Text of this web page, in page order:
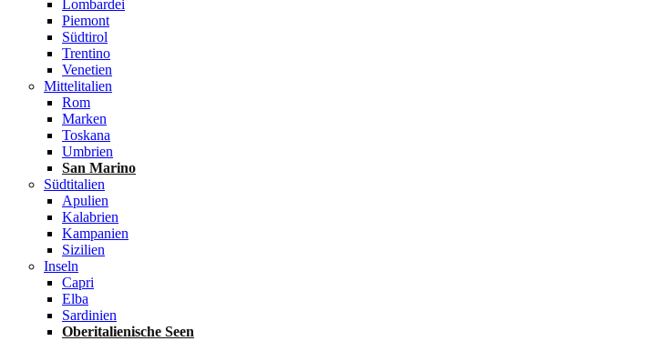
Lombardei
Piemont
Südtirol
Trentino
Venetien
Mittelitalien
Rom
Marken
Toskana
Umbrien
San Marino
Südtitalien
Apulien
Kalabrien
Kampanien
Sizilien
Inseln
Capri
Elba
Sardinien
Oberitalienische Seen